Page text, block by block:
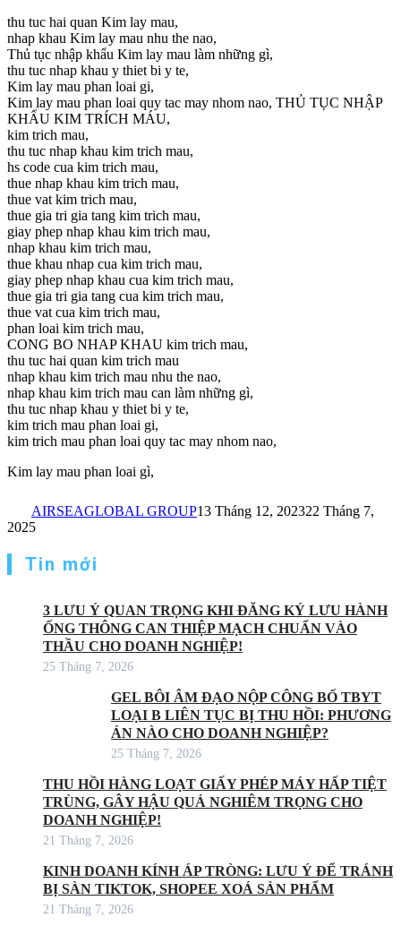
thu tuc hai quan Kim lay mau,
nhap khau Kim lay mau nhu the nao,
Thủ tục nhập khẩu Kim lay mau làm những gì,
thu tuc nhap khau y thiet bi y te,
Kim lay mau phan loai gi,
Kim lay mau phan loai quy tac may nhom nao, THỦ TỤC NHẬP
KHẨU KIM TRÍCH MÁU,
kim trich mau,
thu tuc nhap khau kim trich mau,
hs code cua kim trich mau,
thue nhap khau kim trich mau,
thue vat kim trich mau,
thue gia tri gia tang kim trich mau,
giay phep nhap khau kim trich mau,
nhap khau kim trich mau,
thue khau nhap cua kim trich mau,
giay phep nhap khau cua kim trich mau,
thue gia tri gia tang cua kim trich mau,
thue vat cua kim trich mau,
phan loai kim trich mau,
CONG BO NHAP KHAU kim trich mau,
thu tuc hai quan kim trich mau
nhap khau kim trich mau nhu the nao,
nhap khau kim trich mau can làm những gì,
thu tuc nhap khau y thiet bi y te,
kim trich mau phan loai gi,
kim trich mau phan loai quy tac may nhom nao,
Kim lay mau phan loai gì,
AIRSEAGLOBAL GROUP13 Tháng 12, 202322 Tháng 7,
2025
Tin mới
3 LƯU Ý QUAN TRỌNG KHI ĐĂNG KÝ LƯU HÀNH
ỐNG THÔNG CAN THIỆP MẠCH CHUẨN VÀO
THẦU CHO DOANH NGHIỆP!
25 Tháng 7, 2026
GEL BÔI ÂM ĐẠO NỘP CÔNG BỐ TBYT
LOẠI B LIÊN TỤC BỊ THU HỒI: PHƯƠNG
ÁN NÀO CHO DOANH NGHIỆP?
25 Tháng 7, 2026
THU HỒI HÀNG LOẠT GIẤY PHÉP MÁY HẤP TIỆT
TRÙNG, GÂY HẬU QUẢ NGHIÊM TRỌNG CHO
DOANH NGHIỆP!
21 Tháng 7, 2026
KINH DOANH KÍNH ÁP TRÒNG: LƯU Ý ĐỂ TRÁNH
BỊ SÀN TIKTOK, SHOPEE XOÁ SẢN PHẨM
21 Tháng 7, 2026